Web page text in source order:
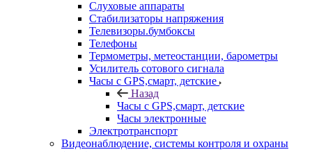
Слуховые аппараты
Стабилизаторы напряжения
Телевизоры.бумбоксы
Телефоны
Термометры, метеостанции, барометры
Усилитель сотового сигнала
Часы с GPS,смарт, детские
Назад
Часы с GPS,смарт, детские
Часы электронные
Электротранспорт
Видеонаблюдение, системы контроля и охраны